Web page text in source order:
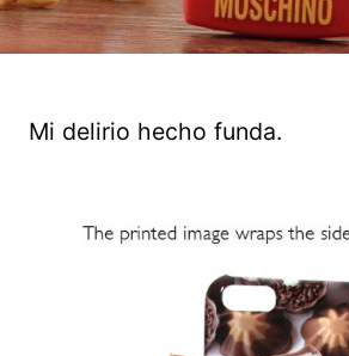
Mi delirio hecho funda.